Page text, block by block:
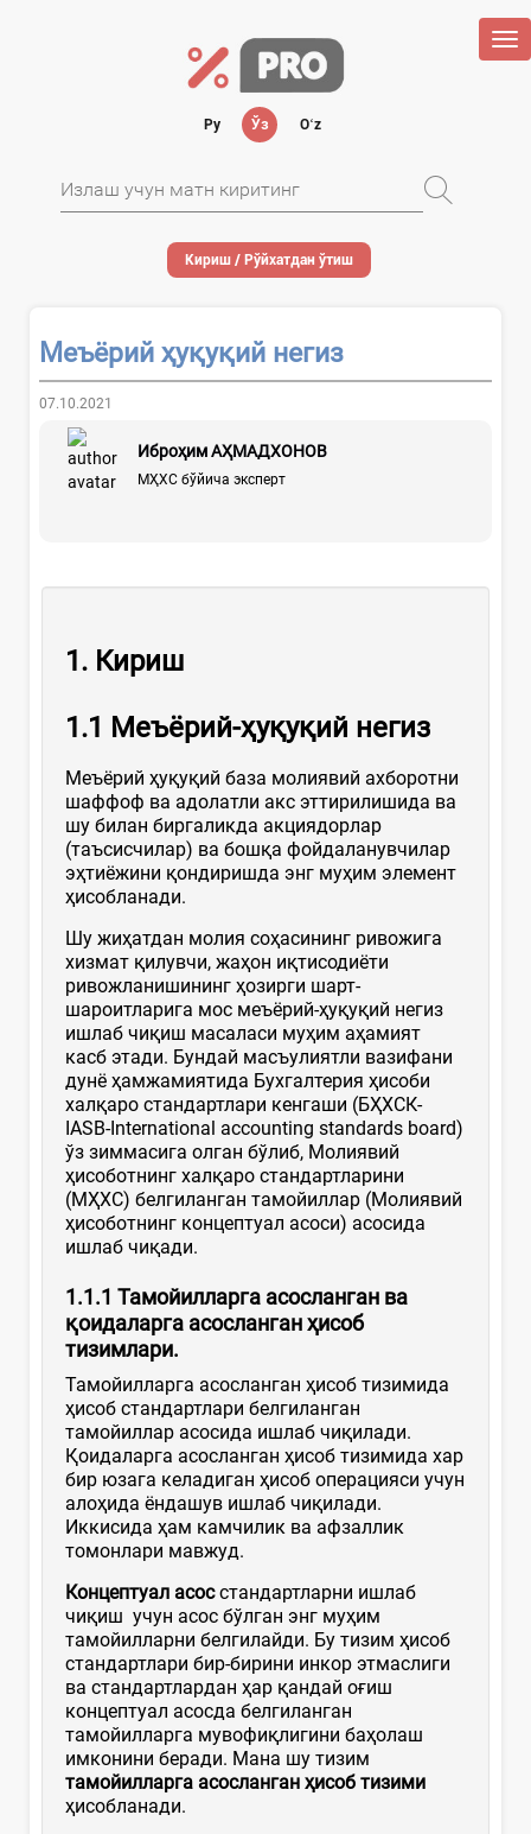
Ру Ўз Oʻz
Кириш / Рўйхатдан ўтиш
Меъёрий ҳуқуқий негиз
07.10.2021
Иброҳим АҲМАДХОНОВ
МҲХС бўйича эксперт
1. Кириш
1.1 Меъёрий-ҳуқуқий негиз
Меъёрий ҳуқуқий база молиявий ахборотни
шаффоф ва адолатли акс эттирилишида ва
шу билан биргаликда акциядорлар
(таъсисчилар) ва бошқа фойдаланувчилар
эҳтиёжини қондиришда энг муҳим элемент
ҳисобланади.
Шу жиҳатдан молия соҳасининг ривожига
хизмат қилувчи, жаҳон иқтисодиёти
ривожланишининг ҳозирги шарт-
шароитларига мос меъёрий-ҳуқуқий негиз
ишлаб чиқиш масаласи муҳим аҳамият
касб этади. Бундай масъулиятли вазифани
дунё ҳамжамиятида Бухгалтерия ҳисоби
халқаро стандартлари кенгаши (БҲХСК-
IASB-International accounting standards board)
ўз зиммасига олган бўлиб, Молиявий
ҳисоботнинг халқаро стандартларини
(МҲХС) белгиланган тамойиллар (Молиявий
ҳисоботнинг концептуал асоси) асосида
ишлаб чиқади.
1.1.1 Тамойилларга асосланган ва
қоидаларга асосланганҳисоб
тизимлари.
Тамойилларга асосланган ҳисоб тизимида
ҳисоб стандартлари белгиланган
тамойиллар асосида ишлаб чиқилади.
Қоидаларга асосланган ҳисоб тизимида хар
бир юзага келадиган ҳисоб операцияси учун
алоҳида ёндашув ишлаб чиқилади.
Иккисида ҳам камчилик ва афзаллик
томонлари мавжуд.
Концептуал асос стандартларни ишлаб
чиқиш учун асос бўлган энг муҳим
тамойилларни белгилайди. Бу тизим ҳисоб
стандартлари бир-бирини инкор этмаслиги
ва стандартлардан ҳар қандай оғиш
концептуал асосда белгиланган
тамойилларга мувофиқлигини баҳолаш
имконини беради. Мана шу тизим
тамойилларга асосланган ҳисоб тизими
ҳисобланади.